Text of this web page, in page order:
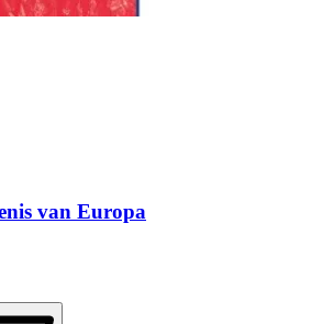
van Europa